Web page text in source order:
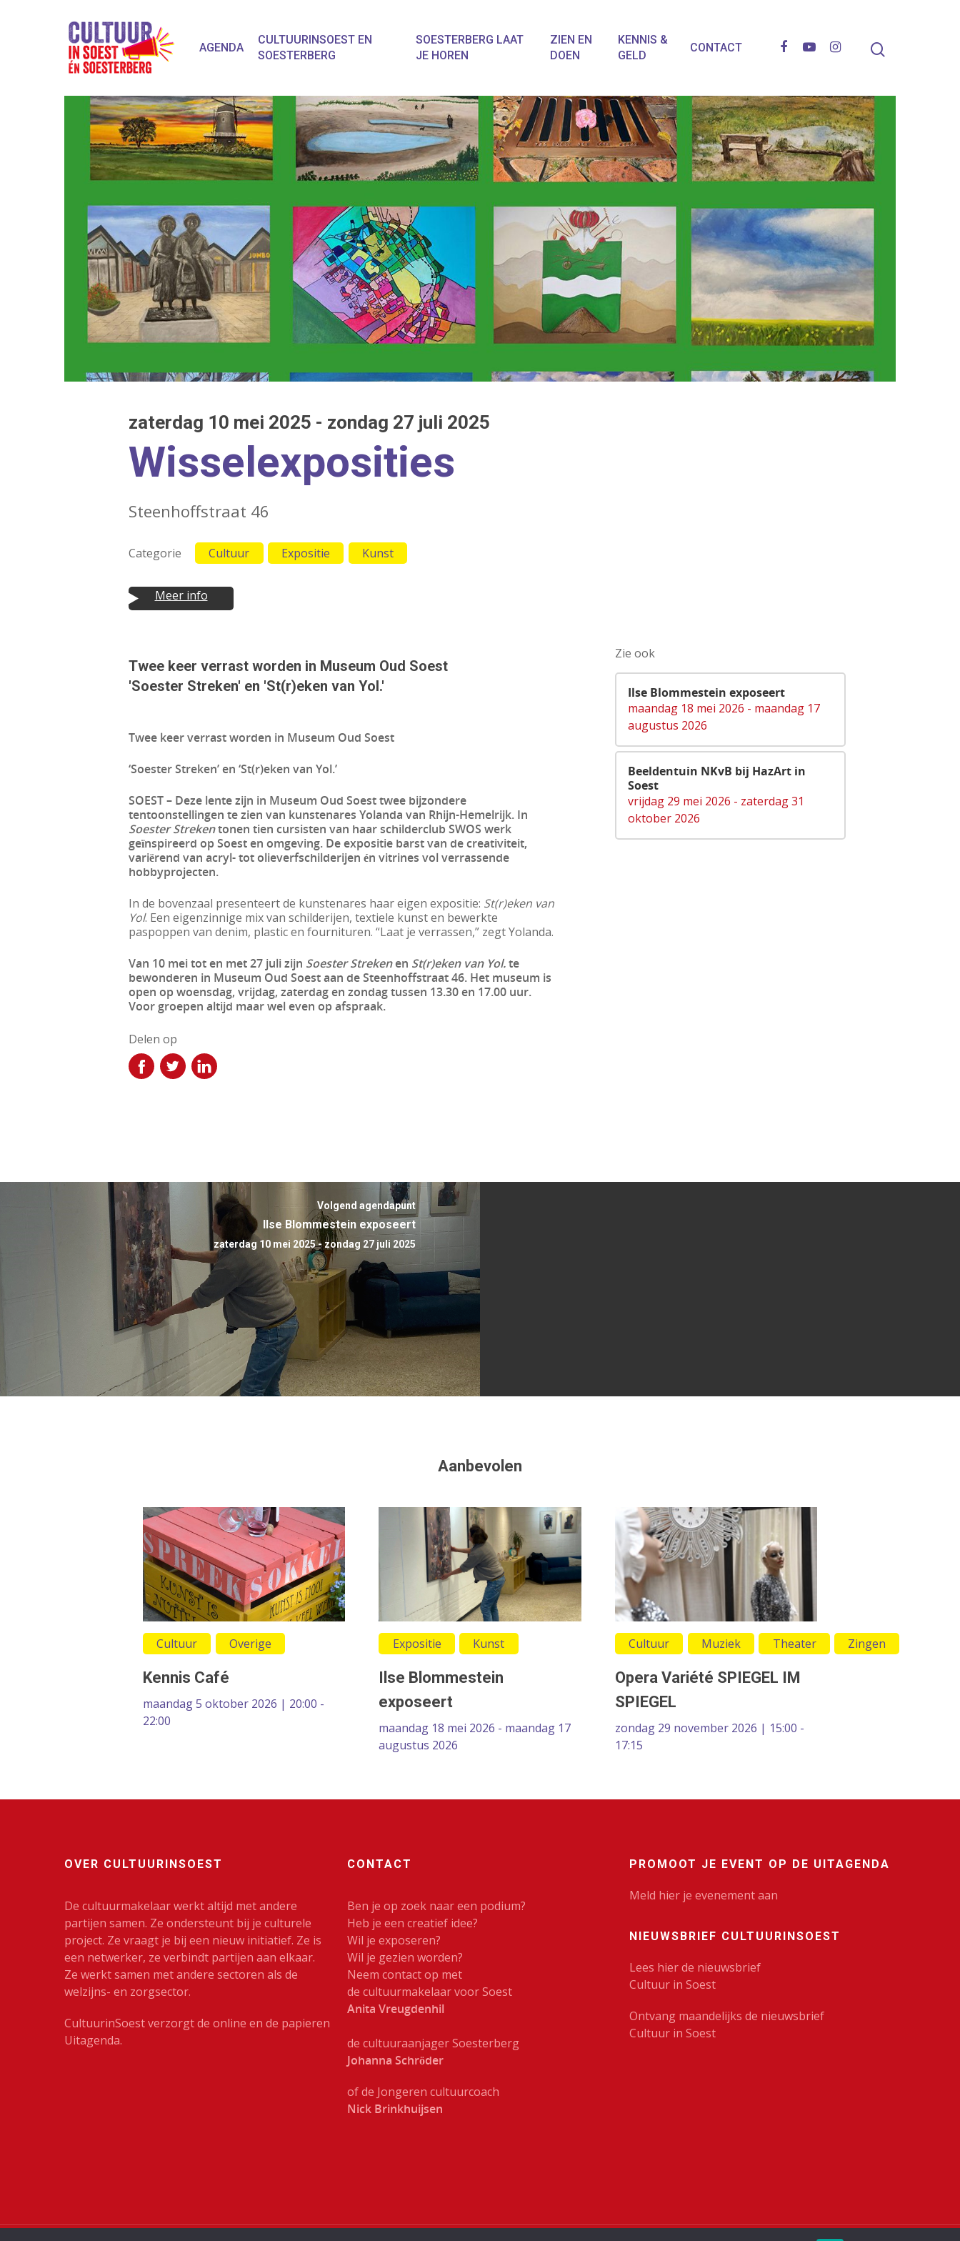
Druk op Enter om te starten met zoeken of ESC om te sluiten
AGENDA
CULTUURINSOEST EN
SOESTERBERG
SOESTERBERG LAAT
JE HOREN
ZIEN EN
DOEN
KENNIS &
GELD
CONTACT
zaterdag 10 mei 2025 - zondag 27 juli 2025
Wisselexposities
Steenhoffstraat 46
Categorie Cultuur Expositie Kunst
Meer info
Twee keer verrast worden in Museum Oud Soest
'Soester Streken' en 'St(r)eken van Yol.'
Twee keer verrast worden in Museum Oud Soest
‘Soester Streken’ en ‘St(r)eken van Yol.’
SOEST – Deze lente zijn in Museum Oud Soest twee bijzondere
tentoonstellingen te zien van kunstenares Yolanda van Rhijn-Hemelrijk. In
Soester Strekentonen tien cursisten van haar schilderclub SWOS werk
geïnspireerd op Soest en omgeving. De expositie barst van de creativiteit,
variërend van acryl- tot olieverfschilderijen én vitrines vol verrassende
hobbyprojecten.
In de bovenzaal presenteert de kunstenares haar eigen expositie: St(r)eken van
Yol. Een eigenzinnige mix van schilderijen, textiele kunst en bewerkte
paspoppen van denim, plastic en fournituren. “Laat je verrassen,” zegt Yolanda.
Van 10 mei tot en met 27 juli zijn Soester Strekenen St(r)eken van Yol.te
bewonderen in Museum Oud Soest aan de Steenhoffstraat 46. Het museum is
open op woensdag, vrijdag, zaterdag en zondag tussen 13.30 en 17.00 uur.
Voor groepen altijd maar wel even op afspraak.
Delen op
Zie ook
Ilse Blommestein exposeert
maandag 18 mei 2026 - maandag 17
augustus 2026
Beeldentuin NKvB bij HazArt in
Soest
vrijdag 29 mei 2026 - zaterdag 31
oktober 2026
Volgend agendapunt
Ilse Blommestein exposeert
zaterdag 10 mei 2025 - zondag 27 juli 2025
Aanbevolen
Cultuur Overige
Kennis Café
maandag 5 oktober 2026 | 20:00 -
22:00
Expositie Kunst
Ilse Blommestein
exposeert
maandag 18 mei 2026 - maandag 17
augustus 2026
Cultuur Muziek Theater Zingen
Opera Variété SPIEGEL IM
SPIEGEL
zondag 29 november 2026 | 15:00 -
17:15
OVER CULTUURINSOEST
De cultuurmakelaar werkt altijd met andere
partijen samen. Ze ondersteunt bij je culturele
project. Ze vraagt je bij een nieuw initiatief. Ze is
een netwerker, ze verbindt partijen aan elkaar.
Ze werkt samen met andere sectoren als de
welzijns- en zorgsector.
CultuurinSoest verzorgt de online en de papieren
Uitagenda.
CONTACT
Ben je op zoek naar een podium?
Heb je een creatief idee?
Wil je exposeren?
Wil je gezien worden?
Neem contact op met
de cultuurmakelaar voor Soest
Anita Vreugdenhil
de cultuuraanjager Soesterberg
Johanna Schröder
of de Jongeren cultuurcoach
Nick Brinkhuijsen
PROMOOT JE EVENT OP DE UITAGENDA
Meld hier je evenement aan
NIEUWSBRIEF CULTUURINSOEST
Lees hier de nieuwsbrief
Cultuur in Soest
Ontvang maandelijks de nieuwsbrief
Cultuur in Soest